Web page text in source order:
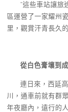
“這些車站讓旅
區運營了一家耀州
里，觀賞汗青長久
從白色膏壤到
連日來，西延
川，通車前就有群
年夜廳內，遠行的